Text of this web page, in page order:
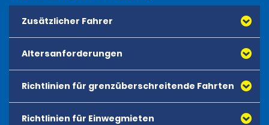
Zusätzlicher Fahrer
Altersanforderungen
Richtlinien für grenzüberschreitende Fahrten
Richtlinien für Einwegmieten